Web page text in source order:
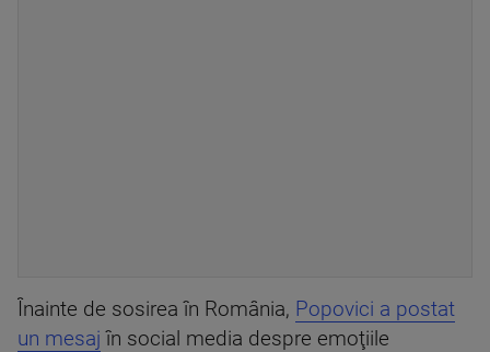
Înainte de sosirea în România, Popovici a postat
un mesaj în social media despre emoţiile